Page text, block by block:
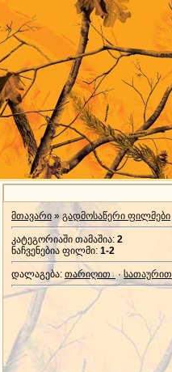
მთავარი » გადმოსაწერი ფილმები
კატეგორიაში თამაშია: 2
ნაჩვენებია ფილმი: 1-2
დალაგება: თარიღით ·სათაურით